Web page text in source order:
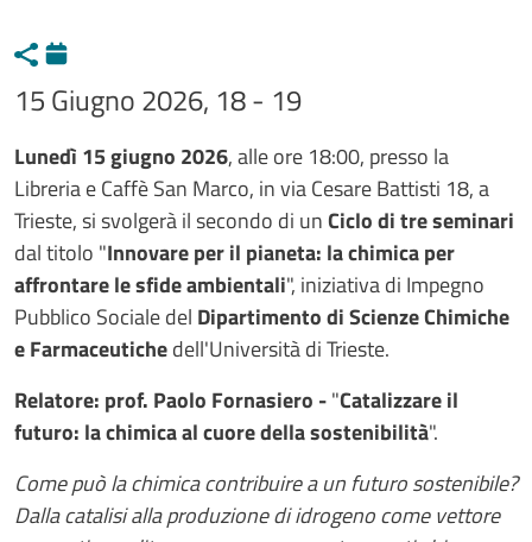
15 Giugno 2026, 18 - 19
Testo evento
Lunedì 15 giugno 2026, alle ore 18:00, presso la
Libreria e Caffè San Marco, in via Cesare Battisti 18, a
Trieste, si svolgerà il secondo di unCiclo di tre seminari
dal titolo "Innovare per il pianeta: la chimica per
affrontare le sfide ambientali", iniziativa di Impegno
Pubblico Sociale del Dipartimento di Scienze Chimiche
e Farmaceutichedell'Università di Trieste.
Relatore: prof. Paolo Fornasiero -"Catalizzare il
futuro: la chimica al cuore della sostenibilità".
Come può la chimica contribuire a un futuro sostenibile?
Dalla catalisi alla produzione di idrogeno come vettore